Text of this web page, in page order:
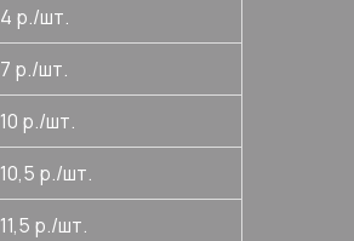
4 р./шт.
7 р./шт.
10 р./шт.
10,5 р./шт.
11,5 р./шт.